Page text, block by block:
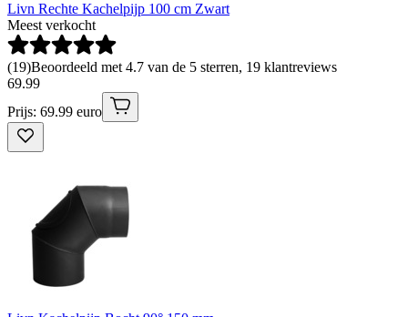
Livn Rechte Kachelpijp 100 cm Zwart
Meest verkocht
(19)Beoordeeld met 4.7 van de 5 sterren, 19 klantreviews
69.99
Prijs: 69.99 euro